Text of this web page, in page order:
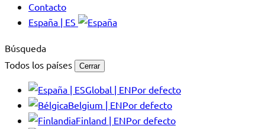
Contacto
España | ES
Búsqueda
Todos los países
Cerrar
Global | ENPor defecto
Belgium | ENPor defecto
Finland | ENPor defecto